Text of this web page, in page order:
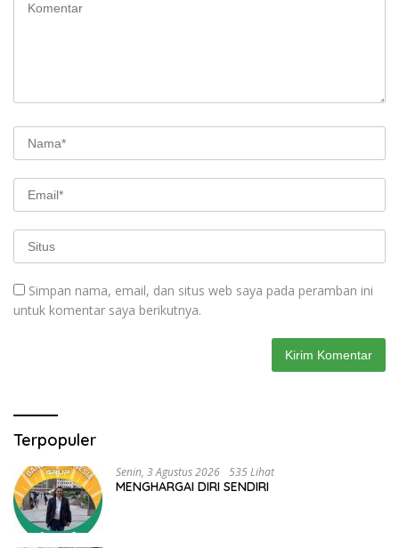
Simpan nama, email, dan situs web saya pada peramban ini
untuk komentar saya berikutnya.
Terpopuler
Senin, 3 Agustus 2026 535 Lihat
MENGHARGAI DIRI SENDIRI